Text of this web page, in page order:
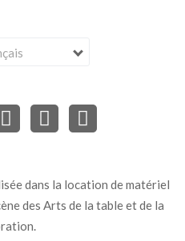
dans la location de matériel
des Arts de la table et de la